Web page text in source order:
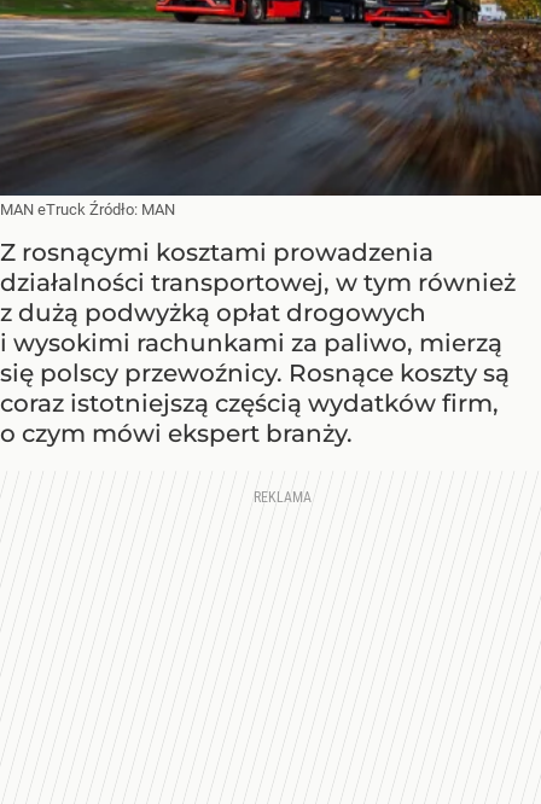
MAN eTruck Źródło: MAN
Z rosnącymi kosztami prowadzenia
działalności transportowej, w tym również
z dużą podwyżką opłat drogowych
i wysokimi rachunkami za paliwo, mierzą
się polscy przewoźnicy. Rosnące koszty są
coraz istotniejszą częścią wydatków firm,
o czym mówi ekspert branży.